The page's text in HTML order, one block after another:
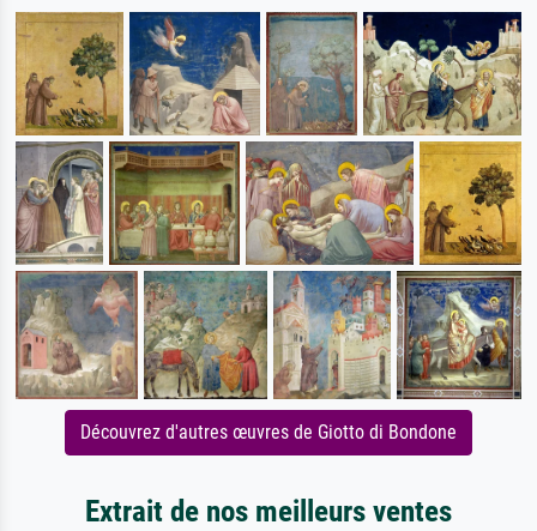
Découvrez d'autres œuvres de Giotto di Bondone
Extrait de nos meilleurs ventes